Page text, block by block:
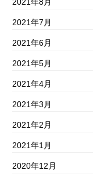
2021年7月
2021年6月
2021年5月
2021年4月
2021年3月
2021年2月
2021年1月
2020年12月